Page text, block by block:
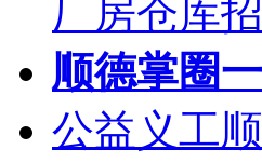
厂房仓库
顺德掌圈
公益义工